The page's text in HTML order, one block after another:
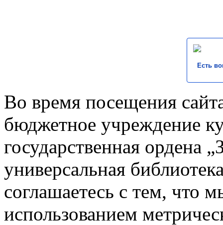
Есть
Во время посещения
бюджетное учреждение
государственная ордена
универсальная
соглашаетесь с тем, что
использованием